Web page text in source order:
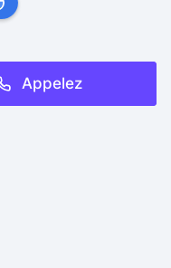
Appelez